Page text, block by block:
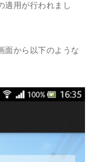
適用が行われまし
面から以下のような